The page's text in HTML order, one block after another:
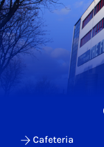
Cafeteria